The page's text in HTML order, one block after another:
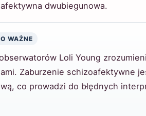
dwubiegunowa.
WAŻNE
Loli Young
Zaburzenie schizoafektywne
co prowadzi do błędnych